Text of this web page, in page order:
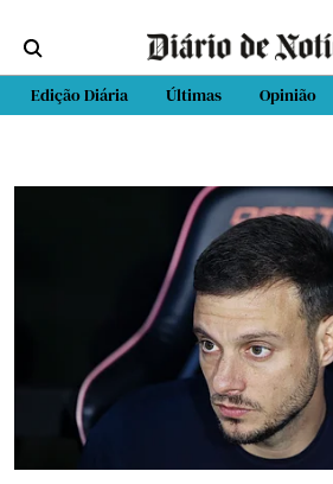
Edição Diária Últimas Opinião